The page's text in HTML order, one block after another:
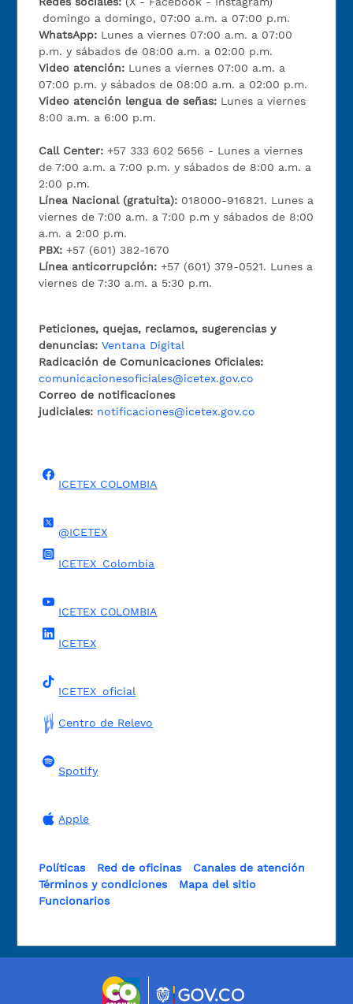
domingo a domingo, 07:00 a.m. a 07:00 p.m.
WhatsApp: Lunes a viernes 07:00 a.m. a 07:00
p.m. y sábados de 08:00 a.m. a 02:00 p.m.
Video atención: Lunes a viernes 07:00 a.m. a
07:00 p.m. y sábados de 08:00 a.m. a 02:00 p.m.
Video atención lengua de señas: Lunes a viernes
8:00 a.m. a 6:00 p.m.
Call Center:+57 333 602 5656 - Lunes a viernes
de 7:00 a.m. a 7:00 p.m. y sábados de 8:00 a.m. a
2:00 p.m.
Línea Nacional (gratuita): 018000-916821. Lunes a
viernes de 7:00 a.m. a 7:00 p.m y sábados de 8:00
a.m. a 2:00 p.m.
PBX:+57 (601) 382-1670
Línea anticorrupción:+57 (601) 379-0521. Lunes a
viernes de 7:30 a.m. a 5:30 p.m.
Peticiones, quejas, reclamos, sugerencias y
denuncias: Ventana Digital
Radicación de Comunicaciones Oficiales:
comunicacionesoficiales@icetex.gov.co
Correo de notificaciones
judiciales: notificaciones@icetex.gov.co
ICETEX COLOMBIA
@ICETEX
ICETEX_Colombia
ICETEX COLOMBIA
ICETEX
ICETEX_oficial
Centro de Relevo
Spotify
Apple
Políticas Red de oficinas
Canales de atención
Términos y condiciones
Mapa del sitio
Funcionarios